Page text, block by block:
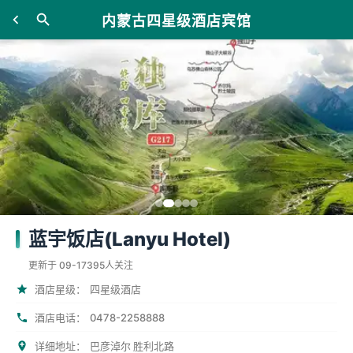
内蒙古四星级酒店宾馆
蓝宇饭店(Lanyu Hotel)
更新于 09-17395人关注
酒店星级： 四星级酒店
酒店电话： 0478-2258888
详细地址： 巴彦淖尔 胜利北路